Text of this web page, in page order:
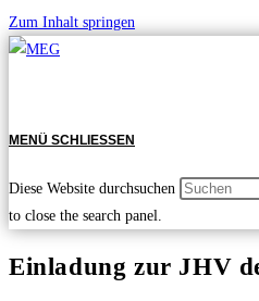
Zum Inhalt springen
MENÜ SCHLIESSEN
Diese Website durchsuchen
to close the search panel.
Einladung zur JHV